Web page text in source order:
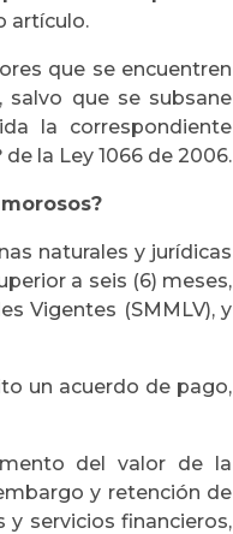
artículo.
que se encuentren
que se subsane
la correspondiente
la Ley 1066 de 2006.
naturales y jurídicas
a seis (6) meses,
Vigentes (SMMLV), y
un acuerdo de pago,
del valor de la
y retención de
servicios financieros,